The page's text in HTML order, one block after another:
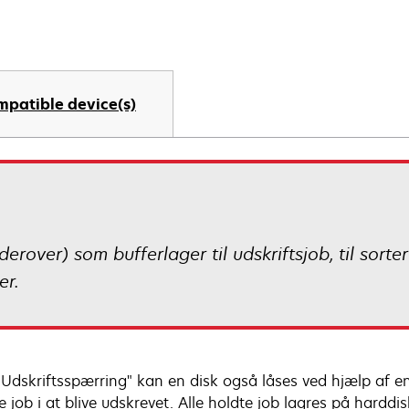
device(s)
som bufferlager til udskriftsjob, til
kan en disk også låses ved hjælp af
job i at blive udskrevet. Alle holdte job lagres på